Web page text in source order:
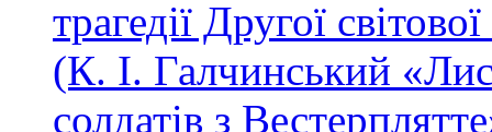
трагедії Другої
(К. І. Галчинський
солдатів з